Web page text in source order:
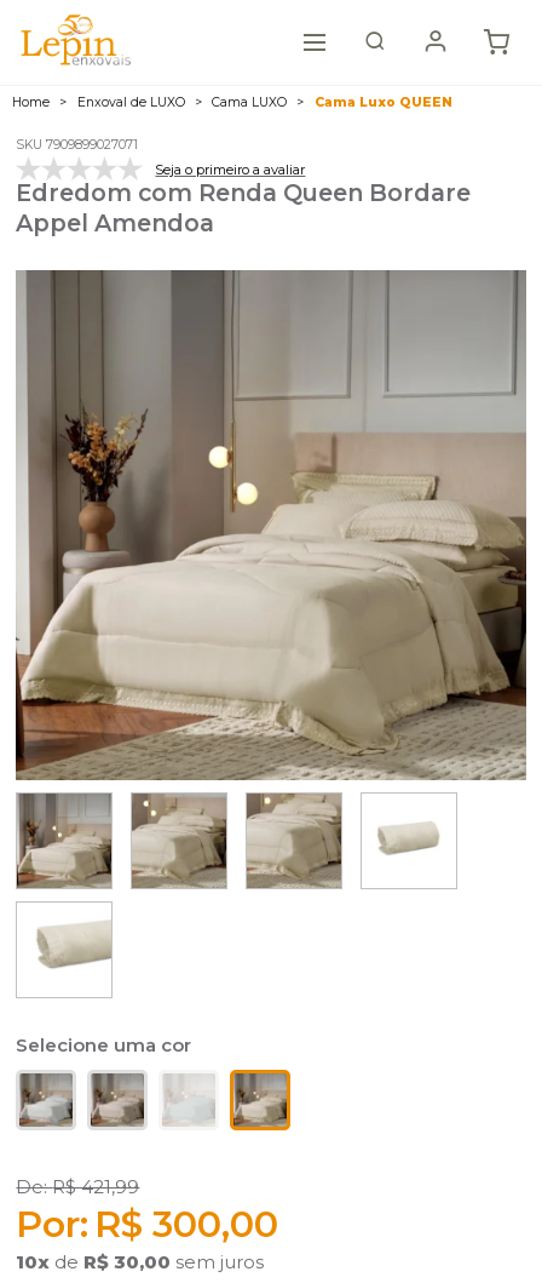
Home Enxoval de LUXO Cama LUXO Cama Luxo QUEEN
SKU 7909899027071
Seja o primeiro a avaliar
Edredom com Renda Queen Bordare
Appel Amendoa
R$ 421,99
R$ 300,00
10x de R$ 30,00 sem juros